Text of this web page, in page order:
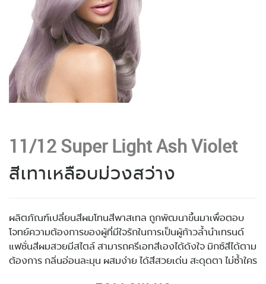
11/12 Super Light Ash Violet
สีเทาเหลือบม่วงสว่าง
ผลิตภัณฑ์เปลี่ยนสีผมโทนสีพาสเทล ถูกพัฒนาขึ้นมาเพื่อตอบ
โจทย์ความต้องการของผู้ที่มีใจรักในการเป็นผู้ก้าวล้ำนำเทรนด์
แฟชั่นสีผมสวยมีสไตล์ สามารถครีเอทสีเองได้ดังใจ มิกซ์สีได้ตาม
ต้องการ กลิ่นอ่อนละมุน ผสมง่าย ได้สีสวยเด่น สะดุดตา ไม่ซ้ำใคร